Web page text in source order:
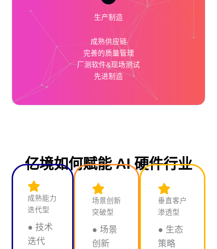
生产制造
成熟供应链
完善的质量管理
厂测软件&现场测试
先进制造
亿境如何赋能 AI 硬件行业
成熟能力
迭代型
● 技术
迭代
场景创新
突破型
● 场景
创新
垂直客户
渗透型
● 生态
策略